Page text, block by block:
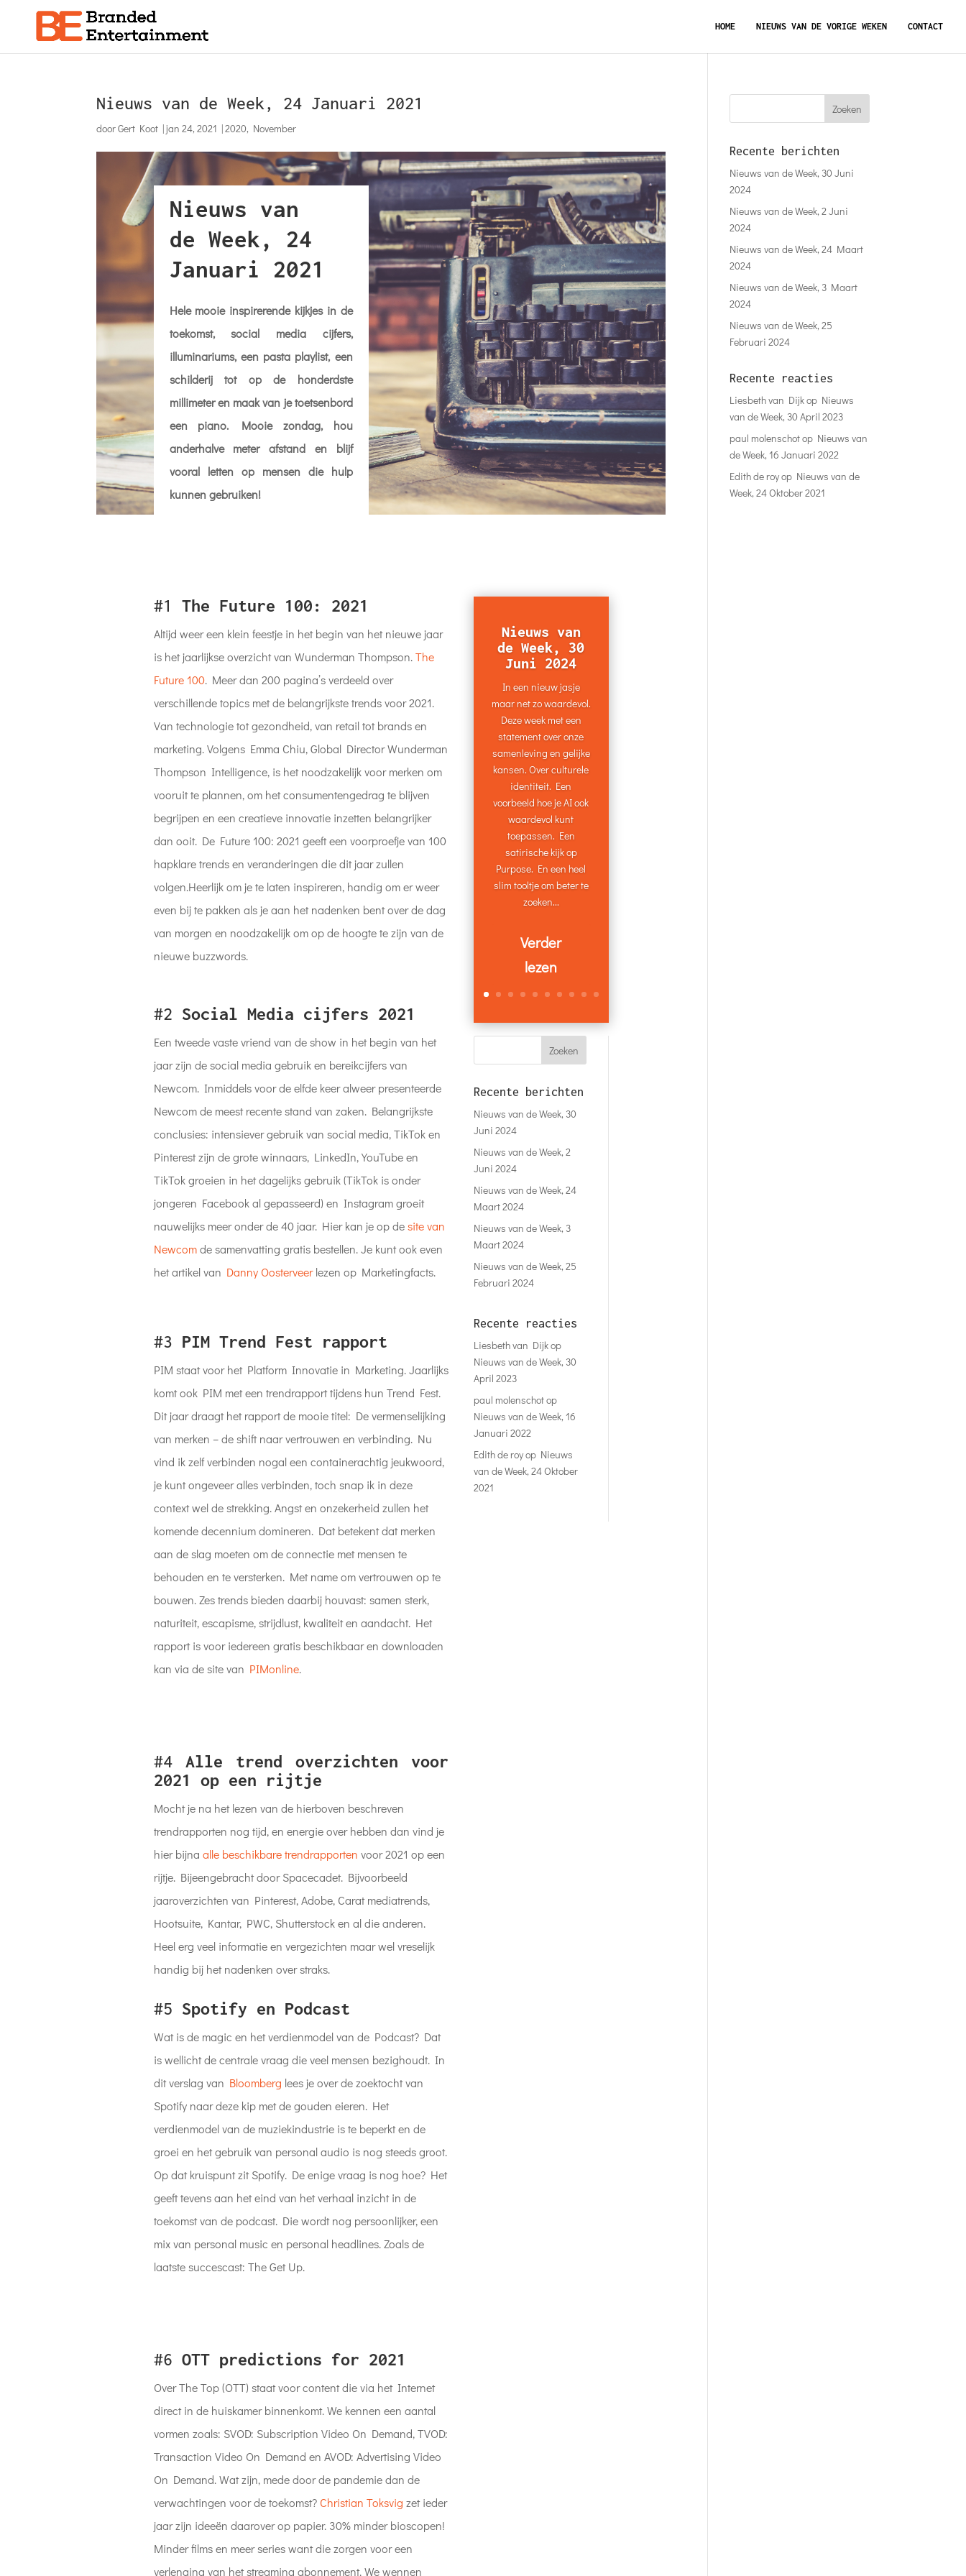
HOME NIEUWS VAN DE VORIGE WEKEN CONTACT
Nieuws van de Week, 24 Januari 2021
doorGert Koot |jan 24, 2021 |2020, November
Nieuws van
de Week, 24
Januari 2021
Hele mooie inspirerende kijkjes in de
toekomst, social media cijfers,
illuminariums, een pasta playlist, een
schilderij tot op de honderdste
millimeter en maak van je toetsenbord
een piano. Mooie zondag, hou
anderhalve meter afstand en blijf
vooral letten op mensen die hulp
kunnen gebruiken!
#1 The Future 100: 2021
Altijd weer een klein feestje in het begin van het nieuwe jaar
is het jaarlijkse overzicht van Wunderman Thompson.The
Future 100. Meer dan 200 pagina’s verdeeld over
verschillende topics met de belangrijkste trends voor 2021.
Van technologie tot gezondheid, van retail tot brands en
marketing. Volgens Emma Chiu, Global Director Wunderman
Thompson Intelligence, is het noodzakelijk voor merken om
vooruit te plannen, om het consumentengedrag te blijven
begrijpen en een creatieve innovatie inzetten belangrijker
dan ooit. De Future 100: 2021 geeft een voorproefje van 100
hapklare trends en veranderingen die dit jaar zullen
volgen.Heerlijk om je te laten inspireren, handig om er weer
even bij te pakken als je aan het nadenken bent over de dag
van morgen en noodzakelijk om op de hoogte te zijn van de
nieuwe buzzwords.
#2 Social Media cijfers 2021
Een tweede vaste vriend van de show in het begin van het
jaar zijn de social media gebruik en bereikcijfers van
Newcom. Inmiddels voor de elfde keer alweer presenteerde
Newcom de meest recente stand van zaken. Belangrijkste
conclusies: intensiever gebruik van social media, TikTok en
Pinterest zijn de grote winnaars, LinkedIn, YouTube en
TikTok groeien in het dagelijks gebruik (TikTok is onder
jongeren Facebook al gepasseerd) en Instagram groeit
nauwelijks meer onder de 40 jaar. Hier kan je op desite van
Newcomde samenvatting gratis bestellen. Je kunt ook even
het artikel van Danny Oosterveerlezen op Marketingfacts.
#3 PIM Trend Fest rapport
PIM staat voor het Platform Innovatie in Marketing. Jaarlijks
komt ook PIM met een trendrapport tijdens hun Trend Fest.
Dit jaar draagt het rapport de mooie titel: De vermenselijking
van merken – de shift naar vertrouwen en verbinding. Nu
vind ik zelf verbinden nogal een containerachtig jeukwoord,
je kunt ongeveer alles verbinden, toch snap ik in deze
context wel de strekking. Angst en onzekerheid zullen het
komende decennium domineren. Dat betekent dat merken
aan de slag moeten om de connectie met mensen te
behouden en te versterken. Met name om vertrouwen op te
bouwen. Zes trends bieden daarbij houvast: samen sterk,
naturiteit, escapisme, strijdlust, kwaliteit en aandacht. Het
rapport is voor iedereen gratis beschikbaar en downloaden
kan via de site van PIMonline.
#4 Alle trend overzichten voor
2021 op een rijtje
Mocht je na het lezen van de hierboven beschreven
trendrapporten nog tijd, en energie over hebben dan vind je
hier bijna alle beschikbare trendrapporten voor 2021 op een
rijtje. Bijeengebracht door Spacecadet. Bijvoorbeeld
jaaroverzichten van Pinterest, Adobe, Carat mediatrends,
Hootsuite, Kantar, PWC, Shutterstock en al die anderen.
Heel erg veel informatie en vergezichten maar wel vreselijk
handig bij het nadenken over straks.
#5 Spotify en Podcast
Wat is de magic en het verdienmodel van de Podcast? Dat
is wellicht de centrale vraag die veel mensen bezighoudt. In
dit verslag van Bloomberg lees je over de zoektocht van
Spotify naar deze kip met de gouden eieren. Het
verdienmodel van de muziekindustrie is te beperkt en de
groei en het gebruik van personal audio is nog steeds groot.
Op dat kruispunt zit Spotify. De enige vraag is nog hoe? Het
geeft tevens aan het eind van het verhaal inzicht in de
toekomst van de podcast. Die wordt nog persoonlijker, een
mix van personal music en personal headlines. Zoals de
laatste succescast: The Get Up.
#6 OTT predictions for 2021
Over The Top (OTT) staat voor content die via het Internet
direct in de huiskamer binnenkomt. We kennen een aantal
vormen zoals: SVOD: Subscription Video On Demand, TVOD:
Transaction Video On Demand en AVOD: Advertising Video
On Demand. Wat zijn, mede door de pandemie dan de
verwachtingen voor de toekomst?Christian Toksvig zet ieder
jaar zijn ideeën daarover op papier. 30% minder bioscopen!
Minder films en meer series want die zorgen voor een
verlenging van het streaming abonnement. We wennen
Nieuws van
de Week, 30
Juni 2024
In een nieuw jasje
maar net zo waardevol.
Deze week met een
statement over onze
samenleving en gelijke
kansen. Over culturele
identiteit. Een
voorbeeld hoe je AI ook
waardevol kunt
toepassen. Een
satirische kijk op
Purpose. En een heel
slim tooltje om beter te
zoeken...
Verder
lezen
Recente berichten
Nieuws van de Week, 30
Juni 2024
Nieuws van de Week, 2
Juni 2024
Nieuws van de Week, 24
Maart 2024
Nieuws van de Week, 3
Maart 2024
Nieuws van de Week, 25
Februari 2024
Recente reacties
Liesbeth van Dijkop
Nieuws van de Week, 30
April 2023
paul molenschotop
Nieuws van de Week, 16
Januari 2022
Edith de royop Nieuws
van de Week, 24 Oktober
2021
Recente berichten
Nieuws van de Week, 30 Juni
2024
Nieuws van de Week, 2 Juni
2024
Nieuws van de Week, 24 Maart
2024
Nieuws van de Week, 3 Maart
2024
Nieuws van de Week, 25
Februari 2024
Recente reacties
Liesbeth van Dijkop Nieuws
van de Week, 30 April 2023
paul molenschotop Nieuws van
de Week, 16 Januari 2022
Edith de royop Nieuws van de
Week, 24 Oktober 2021